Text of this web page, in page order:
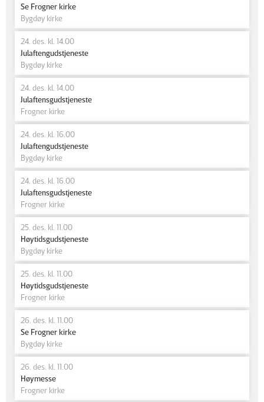
Se Frogner kirke
Bygdøy kirke
24. des. kl. 14.00
Julaftengudstjeneste
Bygdøy kirke
24. des. kl. 14.00
Julaftensgudstjeneste
Frogner kirke
24. des. kl. 16.00
Julaftengudstjeneste
Bygdøy kirke
24. des. kl. 16.00
Julaftensgudstjeneste
Frogner kirke
25. des. kl. 11.00
Høytidsgudstjeneste
Bygdøy kirke
25. des. kl. 11.00
Høytidsgudstjeneste
Frogner kirke
26. des. kl. 11.00
Se Frogner kirke
Bygdøy kirke
26. des. kl. 11.00
Høymesse
Frogner kirke